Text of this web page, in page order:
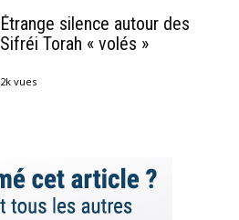
Étrange silence autour des
Sifréi Torah « volés »
2k vues